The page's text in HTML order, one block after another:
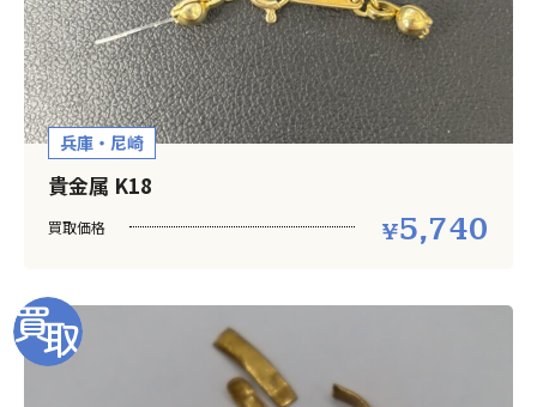
兵庫・尼崎
貴金属 K18
買取価格 5,740